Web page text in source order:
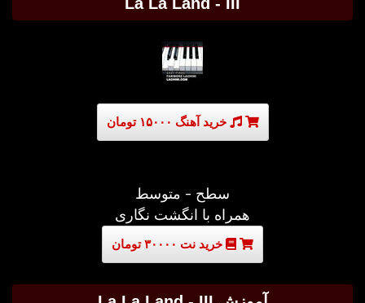
خرید آهنگ ۱۵۰۰۰ تومان
سطح - متوسط
همراه با انگشت نگاری
خرید نت ۳۰۰۰۰ تومان